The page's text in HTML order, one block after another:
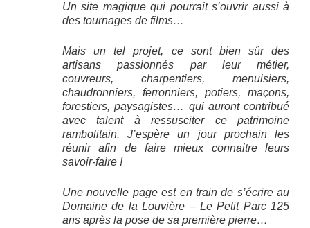
Un site magique qui pourrait s’ouvrir aussi à
des tournages de films…
Mais un tel projet, ce sont bien sûr des
artisans passionnés par leur métier,
couvreurs, charpentiers, menuisiers,
chaudronniers, ferronniers, potiers, maçons,
forestiers, paysagistes… qui auront contribué
avec talent à ressusciter ce patrimoine
rambolitain. J’espère un jour prochain les
réunir afin de faire mieux connaitre leurs
savoir-faire !
Une nouvelle page est en train de s’écrire au
Domaine de la Louvière – Le Petit Parc 125
ans après la pose de sa première pierre…